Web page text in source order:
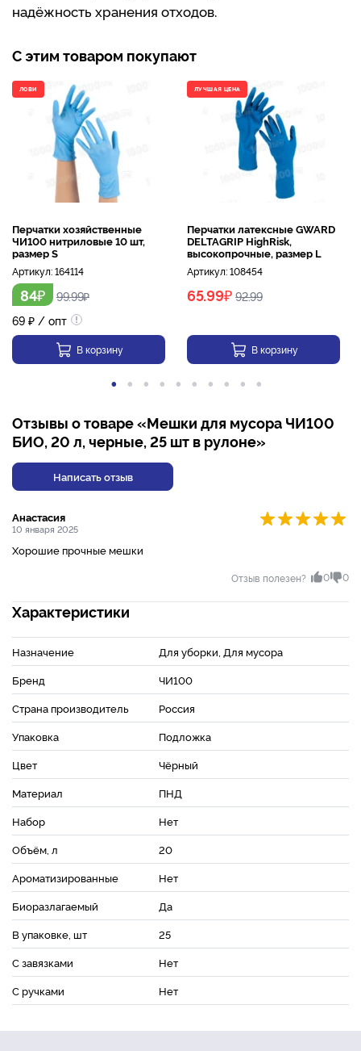
надёжность хранения отходов.
С этим товаром покупают
ЛОВИ
Перчатки хозяйственные
ЧИ100 нитриловые 10 шт,
размер S
Артикул:164114
84₽ 99.99₽
69 ₽ / опт
В корзину
ЛУЧШАЯ ЦЕНА
Перчатки латексные GWARD
DELTAGRIP HighRisk,
высокопрочные, размер L
Артикул:108454
65.99₽ 92.99
В корзину
Отзывы о товаре «Мешки для мусора ЧИ100
БИО, 20 л, черные, 25 шт в рулоне»
Написать отзыв
Анастасия
10 января 2025
Хорошие прочные мешки
Отзыв полезен? 0 0
Характеристики
Назначение
Для уборки, Для мусора
Бренд
ЧИ100
Страна производитель
Россия
Упаковка
Подложка
Цвет
Чёрный
Материал
ПНД
Набор
Нет
Объём, л
20
Ароматизированные
Нет
Биоразлагаемый
Да
В упаковке, шт
25
С завязками
Нет
С ручками
Нет